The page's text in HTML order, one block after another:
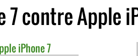
7 contre Apple
iPhone 7